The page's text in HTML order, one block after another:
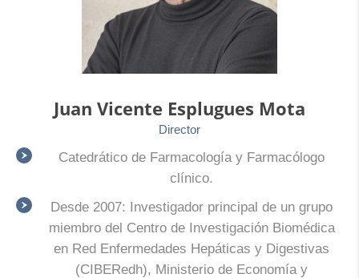
Juan Vicente Esplugues Mota
Director
Catedrático de Farmacología y Farmacólogo
clínico.
Desde 2007: Investigador principal de un grupo
miembro del Centro de Investigación Biomédica
en Red Enfermedades Hepáticas y Digestivas
(CIBERedh), Ministerio de Economía y